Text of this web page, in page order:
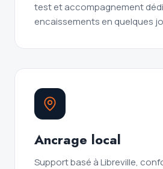
test et accompagnement
encaissements en quelques
Ancrage local
Support basé à Libreville,